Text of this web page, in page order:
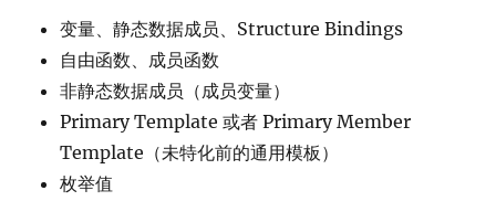
变量、静态数据成员、Structure Bindings
自由函数、成员函数
非静态数据成员（成员变量）
Primary Template 或者 Primary Member
Template（未特化前的通用模板）
枚举值